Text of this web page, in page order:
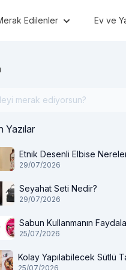
Edilenler Ev ve
Yazılar
Etnik Desenli Elbise
29/07/2026
Seyahat Seti Nedir?
29/07/2026
Sabun Kullanmanın
25/07/2026
Kolay Yapılabilecek Sütlü
25/07/2026